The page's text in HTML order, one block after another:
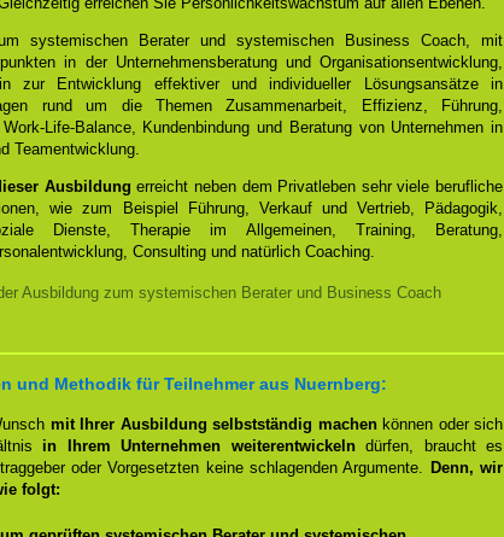
systemischen Berater und systemischen Business Coach, mit
in der Unternehmensberatung und Organisationsentwicklung,
zur Entwicklung effektiver und individueller Lösungsansätze in
rund um die Themen Zusammenarbeit, Effizienz, Führung,
Life-Balance, Kundenbindung und Beratung von Unternehmen in
Teamentwicklung.
Ausbildung erreicht neben dem Privatleben sehr viele berufliche
wie zum Beispiel Führung, Verkauf und Vertrieb, Pädagogik,
Dienste, Therapie im Allgemeinen, Training, Beratung,
Consulting und natürlich Coaching.
Ausbildung zum systemischen Berater und Business Coach
und Methodik für Teilnehmer aus Nuernberg:
mit Ihrer Ausbildung selbstständig machenkönnen oder sich
in Ihrem Unternehmen weiterentwickelndürfen, braucht es
oder Vorgesetzten keine schlagenden Argumente. Denn, wir
folgt: